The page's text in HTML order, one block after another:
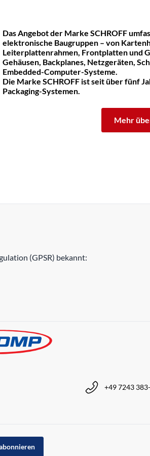
Das Angebot der Marke SCHROFF
elektronische Baugruppen – von
Leiterplattenrahmen, Frontplatten und
Gehäusen, Backplanes, Netzgeräten,
Embedded-Computer-Systeme.
Die Marke SCHROFF ist seit über fünf
Packaging-Systemen.
Mehr
(GPSR) bekannt:
+49 7243